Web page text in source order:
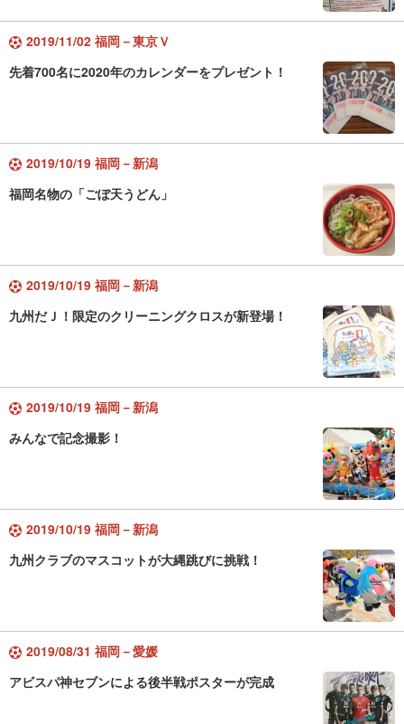
2019/11/02 福岡－東京Ｖ
先着700名に2020年のカレンダーをプレゼント！
2019/10/19 福岡－新潟
福岡名物の「ごぼ天うどん」
2019/10/19 福岡－新潟
九州だＪ！限定のクリーニングクロスが新登場！
2019/10/19 福岡－新潟
みんなで記念撮影！
2019/10/19 福岡－新潟
九州クラブのマスコットが大縄跳びに挑戦！
2019/08/31 福岡－愛媛
アビスパ神セブンによる後半戦ポスターが完成